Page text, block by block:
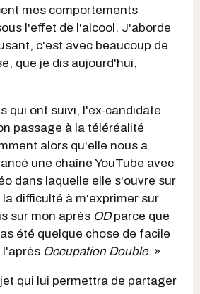
mes comportements
l'effet de l'alcool. J'aborde
c'est avec beaucoup de
que je dis aujourd'hui,
qui ont suivi, l'ex-candidate
passage à la téléréalité
alors qu'elle nous a
une chaîne YouTube avec
dans laquelle elle s'ouvre sur
la difficulté à m'exprimer sur
sur mon après ODparce que
été quelque chose de facile
l'après Occupation Double. »
qui lui permettra de partager